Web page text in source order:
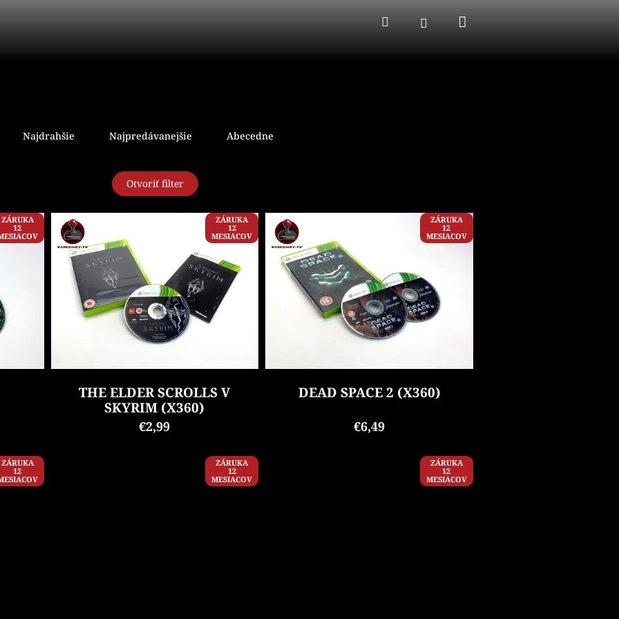
Hľadať Prihlásenie
Najdrahšie Najpredávanejšie Abecedne
Otvoriť filter
ZÁRUKA
12
ZÁRUKA
12
MESIACOV
THE ELDER SCROLLS V
SKYRIM (X360)
€2,99
ZÁRUKA
12
MESIACOV
DEAD SPACE 2 (X360)
€6,49
ZÁRUKA
12
ZÁRUKA
12
MESIACOV
ZÁRUKA
12
MESIACOV